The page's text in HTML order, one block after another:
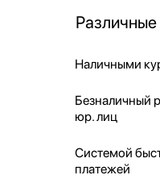
Наличными
Безналичный
юр. лиц
Системой
платежей